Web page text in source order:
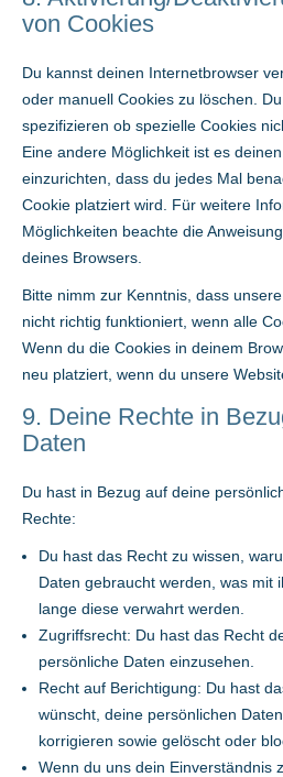
von Cookies
Du kannst deinen Internetbrowser
oder manuell Cookies zu löschen.
spezifizieren ob spezielle Cookies
Eine andere Möglichkeit ist es
einzurichten, dass du jedes Mal
Cookie platziert wird. Für weitere
Möglichkeiten beachte die
deines Browsers.
Bitte nimm zur Kenntnis, dass
nicht richtig funktioniert, wenn alle
Wenn du die Cookies in deinem
neu platziert, wenn du unsere
9. Deine Rechte in
Daten
Du hast in Bezug auf deine
Rechte:
Du hast das Recht zu wissen,
Daten gebraucht werden, was mit
lange diese verwahrt werden.
Zugriffsrecht: Du hast das Recht
persönliche Daten einzusehen.
Recht auf Berichtigung: Du hast
wünscht, deine persönlichen
korrigieren sowie gelöscht oder
Wenn du uns dein Einverständnis